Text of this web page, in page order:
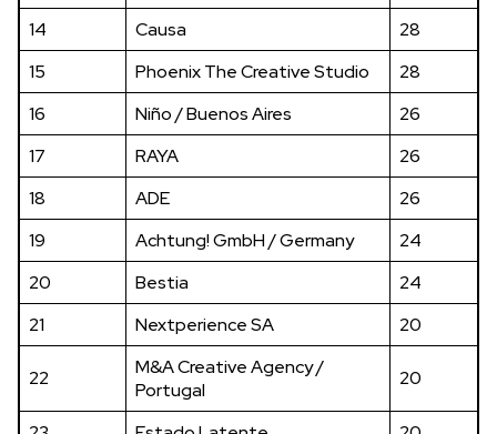
14
Causa
28
15
Phoenix The Creative Studio
28
16
Niño / Buenos Aires
26
17
RAYA
26
18
ADE
26
19
Achtung! GmbH / Germany
24
20
Bestia
24
21
Nextperience SA 20
22
M&A Creative Agency /
Portugal
20